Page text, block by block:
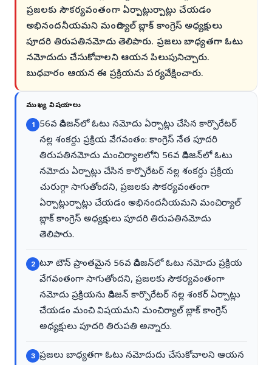
ప్రజలకు సౌకర్యవంతంగా ఏర్పాట్లుర్పాట్లు చేయడం
అభినందనీయమని మంచిర్యాల్ బ్లాక్ కాంగ్రెస్ అధ్యక్షులు
పూదరి తిరుపతినమోదు తెలిపారు. ప్రజలు బాధ్యతగా ఓటు
నమోదుదు చేసుకోవాలని ఆయన పిలుపునిచ్చారు.
బుధవారం ఆయన ఈ ప్రక్రియను పర్యవేక్షించారు.
ముఖ్య విషయాలు
1
56వ డివిజన్‌లో ఓటు నమోదు ఏర్పాట్లు చేసిన కార్పొరేటర్
నల్ల శంకర్దు ప్రక్రియ వేగవంతం: కాంగ్రెస్ నేత పూదరి
తిరుపతినమోదు మంచిర్యాలలోని 56వ డివిజన్‌లో ఓటు
నమోదు ఏర్పాట్లు చేసిన కార్పొరేటర్ నల్ల శంకర్దు ప్రక్రియ
చురుగ్గా సాగుతోందని, ప్రజలకు సౌకర్యవంతంగా
ఏర్పాట్లుర్పాట్లు చేయడం అభినందనీయమని మంచిర్యాల్
బ్లాక్ కాంగ్రెస్ అధ్యక్షులు పూదరి తిరుపతినమోదు
తెలిపారు.
2 టూ టౌన్ ప్రాంతమైన 56వ డివిజన్‌లో ఓటు నమోదు ప్రక్రియ
వేగవంతంగా సాగుతోందని, ప్రజలకు సౌకర్యవంతంగా
నమోదు ప్రక్రియను డివిజన్ కార్పొరేటర్ నల్ల శంకర్ ఏర్పాట్లు
చేయడం మంచి విషయమని మంచిర్యాల్ బ్లాక్ కాంగ్రెస్
అధ్యక్షులు పూదరి తిరుపతి అన్నారు.
3 ప్రజలు బాధ్యతగా ఓటు నమోదుదు చేసుకోవాలని ఆయన